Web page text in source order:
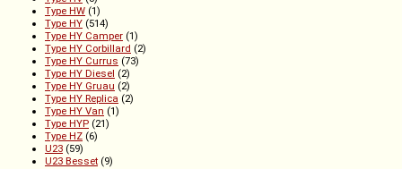
Type HW (1)
Type HY (514)
Type HY Camper (1)
Type HY Corbillard (2)
Type HY Currus (73)
Type HY Diesel (2)
Type HY Gruau (2)
Type HY Replica (2)
Type HY Van (1)
Type HYP (21)
Type HZ (6)
U23 (59)
U23 Besset (9)